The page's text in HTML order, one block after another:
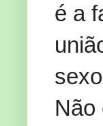
é a
Não